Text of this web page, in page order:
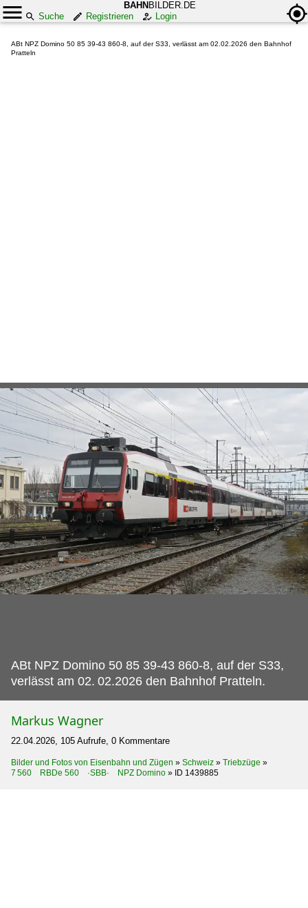
BAHN BILDER.DE
Suche
Registrieren Login
ABt NPZ Domino 50 85 39-43 860-8, auf der S33, verlässt am 02.02.2026 den Bahnhof
Pratteln
ABt NPZ Domino 50 85 39-43 860-8, auf der S33,
verlässt am 02. 02.2026 den Bahnhof Pratteln.
Markus Wagner
22.04.2026, 105 Aufrufe, 0 Kommentare
Bilder und Fotos von Eisenbahn und Zügen » Schweiz » Triebzüge »
7 560 RBDe 560 ·SBB· NPZ Domino » ID 1439885